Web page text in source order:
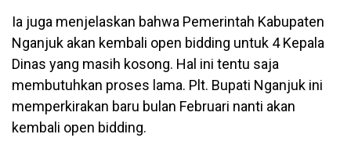
Ia juga menjelaskan bahwa Pemerintah Kabupaten
Nganjuk akan kembali open bidding untuk 4 Kepala
Dinas yang masih kosong. Hal ini tentu saja
membutuhkan proses lama. Plt. Bupati Nganjuk ini
memperkirakan baru bulan Februari nanti akan
kembali open bidding.